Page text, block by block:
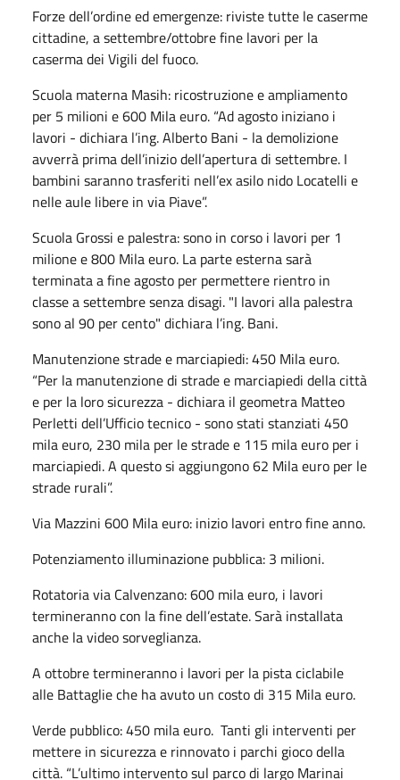
Forze dell’ordine ed emergenze: riviste tutte le caserme
cittadine, a settembre/ottobre fine lavori per la
caserma dei Vigili del fuoco.
Scuola materna Masih: ricostruzione e ampliamento
per 5 milioni e 600 Mila euro. “Ad agosto iniziano i
lavori - dichiara l’ing. Alberto Bani - la demolizione
avverrà prima dell’inizio dell’apertura di settembre. I
bambini saranno trasferiti nell’ex asilo nido Locatelli e
nelle aule libere in via Piave”.
Scuola Grossi e palestra: sono in corso i lavori per 1
milione e 800 Mila euro. La parte esterna sarà
terminata a fine agosto per permettere rientro in
classe a settembre senza disagi. "I lavori alla palestra
sono al 90 per cento" dichiara l’ing. Bani.
Manutenzione strade e marciapiedi: 450 Mila euro.
“Per la manutenzione di strade e marciapiedi della città
e per la loro sicurezza - dichiara il geometra Matteo
Perletti dell’Ufficio tecnico - sono stati stanziati 450
mila euro, 230 mila per le strade e 115 mila euro per i
marciapiedi. A questo si aggiungono 62 Mila euro per le
strade rurali”.
Via Mazzini 600 Mila euro: inizio lavori entro fine anno.
Potenziamento illuminazione pubblica: 3 milioni.
Rotatoria via Calvenzano: 600 mila euro, i lavori
termineranno con la fine dell’estate. Sarà installata
anche la video sorveglianza.
A ottobre termineranno i lavori per la pista ciclabile
alle Battaglie che ha avuto un costo di 315 Mila euro.
Verde pubblico: 450 mila euro. Tanti gli interventi per
mettere in sicurezza e rinnovato i parchi gioco della
città. “L’ultimo intervento sul parco di largo Marinai